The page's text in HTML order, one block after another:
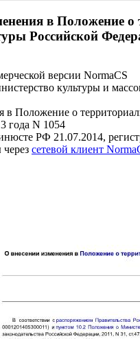
в Положение
Российской
версии NormaCS
культуры и
в Положение о
года N 1054
РФ 21.07.2014,
сетевой клиент